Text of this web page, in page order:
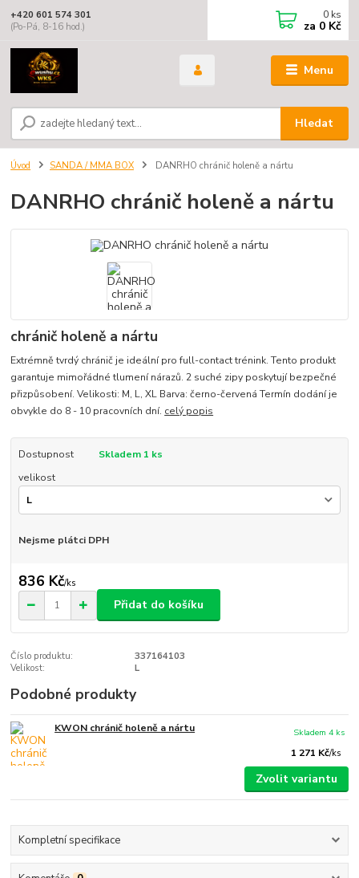
Menu
Hledat
+420 601 574 301
(Po-Pá, 8-16 hod.)
0 ks
za 0 Kč
Úvod SANDA / MMA BOX DANRHO chránič holeně a nártu
DANRHO chránič holeně a nártu
chránič holeně a nártu
Extrémně tvrdý chránič je ideální pro full-contact trénink. Tento produkt
garantuje mimořádné tlumení nárazů. 2 suché zipy poskytují bezpečné
přizpůsobení. Velikosti: M, L, XL Barva: černo-červená Termín dodání je
obvykle do 8 - 10 pracovních dní. celý popis
Dostupnost
Skladem 1 ks
velikost
Nejsme plátci DPH
836 Kč/ks
Přidat do košíku
Číslo produktu:
337164103
Velikost:
L
Podobné produkty
KWON chránič holeně a nártu
1 271 Kč/ks
Skladem 4 ks
Zvolit variantu
Kompletní specifikace